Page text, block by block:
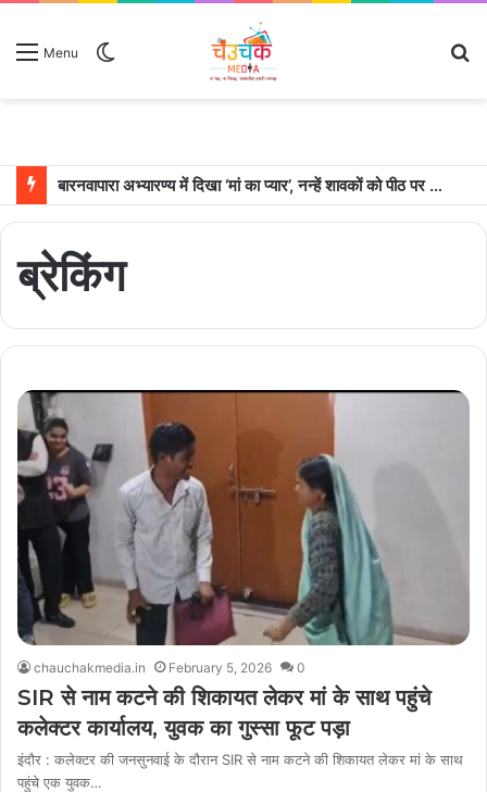
Menu
बारनवापारा अभ्यारण्य में दिखा ‘मां का प्यार’, नन्हें शावकों को पीठ पर बैठाकर घूमती दिखी मादा भालू
ब्रेकिंग
chauchakmedia.in February 5, 2026 0
SIR से नाम कटने की शिकायत लेकर मां के साथ पहुंचे
कलेक्टर कार्यालय, युवक का गुस्सा फूट पड़ा
इंदौर : कलेक्टर की जनसुनवाई के दौरान SIR से नाम कटने की शिकायत लेकर मां के साथ
पहुंचे एक युवक…